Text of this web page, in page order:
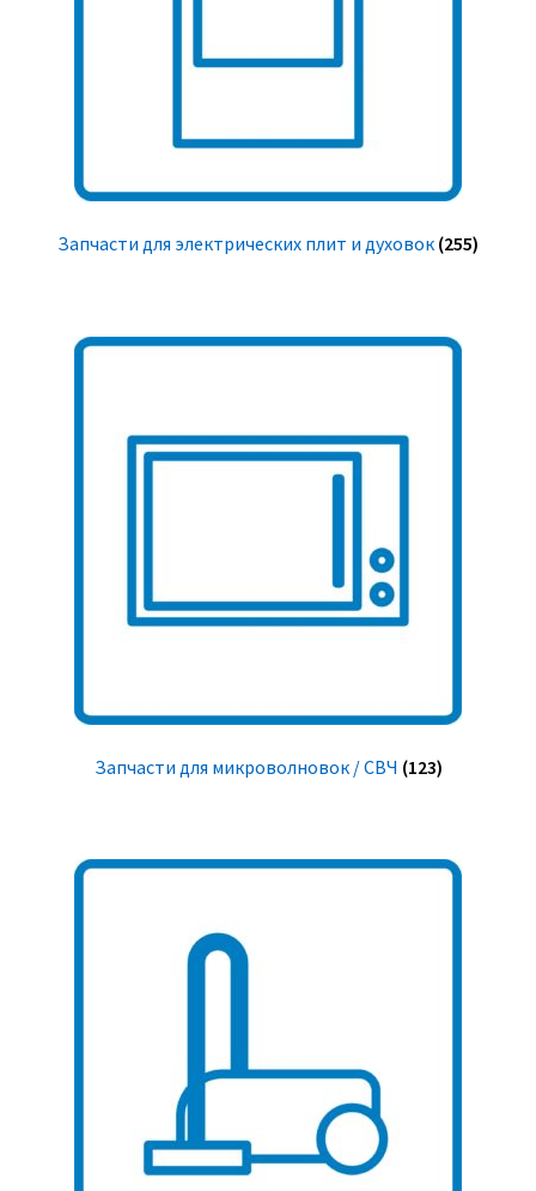
Запчасти для электрических плит и духовок (255)
Запчасти для микроволновок / СВЧ (123)